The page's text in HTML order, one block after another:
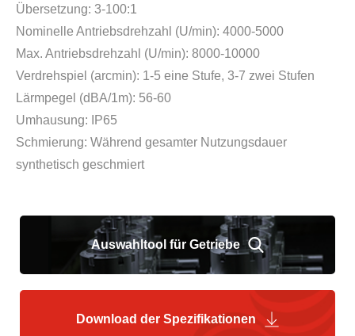
Übersetzung: 3-100:1
Nominelle Antriebsdrehzahl (U/min): 4000-5000
Max. Antriebsdrehzahl (U/min): 8000-10000
Verdrehspiel (arcmin): 1-5 eine Stufe, 3-7 zwei Stufen
Lärmpegel (dBA/1m): 56-60
Umhausung: IP65
Schmierung: Während gesamter Nutzungsdauer
synthetisch geschmiert
Auswahltool für Getriebe
Download der Spezifikationen